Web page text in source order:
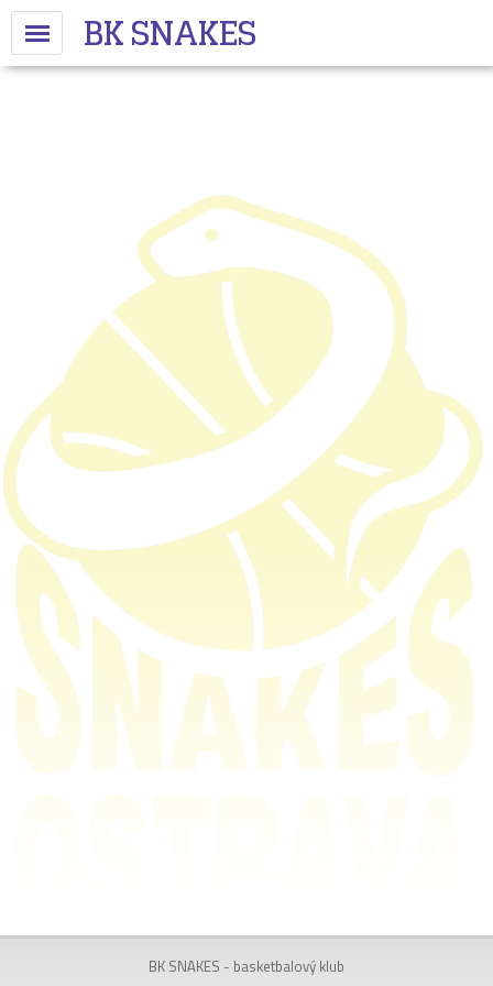
BK SNAKES
BK SNAKES - basketbalový klub